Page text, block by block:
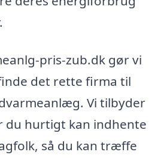
pris-zub.dk gør vi
det rette firma til
Vi tilbyder
du hurtigt kan indhente
så du kan træffe